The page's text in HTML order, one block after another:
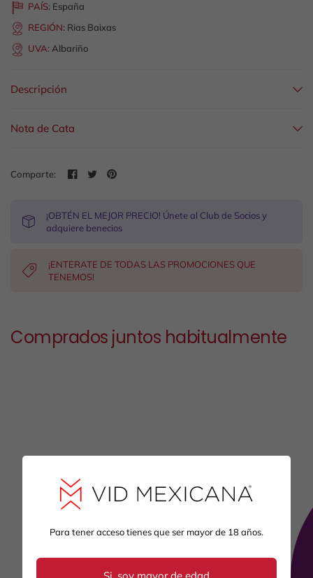
PAÍS: España
REGIÓN: Rias Baixas
UVA: Albariño
Descripción
Nota de Cata
Comparte:
¡OBTÉN EL MEJOR PRECIO! Únete al Club de Socios y
adquiere benecios
¡ENTERATE DE TODAS LAS PROMOCIONES QUE
TENEMOS!
Comprados juntos habitualmente
Para tener acceso tienes que ser mayor de 18 años.
Si, soy mayor de edad